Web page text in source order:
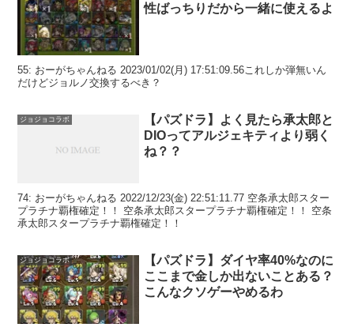
性ばっちりだから一緒に使えるよ
55: おーがちゃんねる 2023/01/02(月) 17:51:09.56これしか弾無いん
だけどジョルノ交換するべき？
ジョジョコラボ
【パズドラ】よく見たら承太郎と
DIOってアルジェキティより弱く
ね？？
74: おーがちゃんねる 2022/12/23(金) 22:51:11.77 空条承太郎スター
プラチナ覇権確定！！ 空条承太郎スタープラチナ覇権確定！！ 空条
承太郎スタープラチナ覇権確定！！
ジョジョコラボ
【パズドラ】ダイヤ率40%なのに
ここまで金しか出ないことある？
こんなクソゲーやめるわ